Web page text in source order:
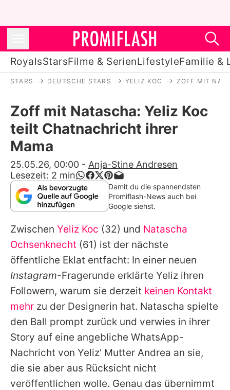
RoyalsStarsFilme & SerienLifestyleFamilie &
Stars
Filme & Serien
Lifestyle
Familie & Liebe
Promiflash Exklusiv
Alle Themen auf Promiflash
Jobs
App runterladen
Team
Redaktionelle Richtlinien
Impressum
Datenschutzerklärung
STARS DEUTSCHE STARS YELIZ KOC ZOFF MIT
Zoff mit Natascha: Yeliz Koc
teilt Chatnachricht ihrer
Mama
25.05.26, 00:00 - Anja-Stine Andresen
Lesezeit: 2 min
Damit du die spannendsten
Promiflash-News auch bei
Google siehst.
Zwischen Yeliz Koc (32) und Natascha
Ochsenknecht (61) ist der nächste
öffentliche Eklat entfacht: In einer neuen
Instagram-Fragerunde erklärte Yeliz ihren
Followern, warum sie derzeit keinen Kontakt
mehr zu der Designerin hat. Natascha spielte
den Ball prompt zurück und verwies in ihrer
Story auf eine angebliche WhatsApp-
Nachricht von Yeliz' Mutter Andrea an sie,
die sie aber aus Rücksicht nicht
veröffentlichen wolle. Genau das übernimmt